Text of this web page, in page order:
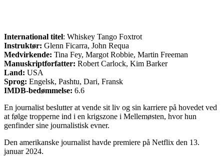
International titel: Whiskey Tango Foxtrot
Instruktør: Glenn Ficarra, John Requa
Medvirkende: Tina Fey, Margot Robbie, Martin Freeman
Manuskriptforfatter: Robert Carlock, Kim Barker
Land: USA
Sprog: Engelsk, Pashtu, Dari, Fransk
IMDB-bedømmelse: 6.6
En journalist beslutter at vende sit liv og sin karriere på hovedet ved
at følge tropperne ind i en krigszone i Mellemøsten, hvor hun
genfinder sine journalistisk evner.
Den amerikanske journalist havde premiere på Netflix den 13.
januar 2024.